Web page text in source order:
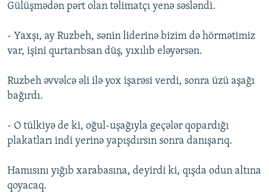
Gülüşmədən pərt olan təlimatçı yenə səsləndi.
- Yaxşı, ay Ruzbeh, sənin liderinə bizim də hörmətimiz
var, işini qurtarıbsan düş, yıxılıb eləyərsən.
Ruzbeh əvvəlcə əli ilə yox işarəsi verdi, sonra üzü aşağı
bağırdı.
- O tülkiyə de ki, oğul-uşağıyla geçələr qopardığı
plakatları indi yerinə yapışdırsın sonra danışarıq.
Hamısını yığıb xarabasına, deyirdi ki, qışda odun altına
qoyacaq.